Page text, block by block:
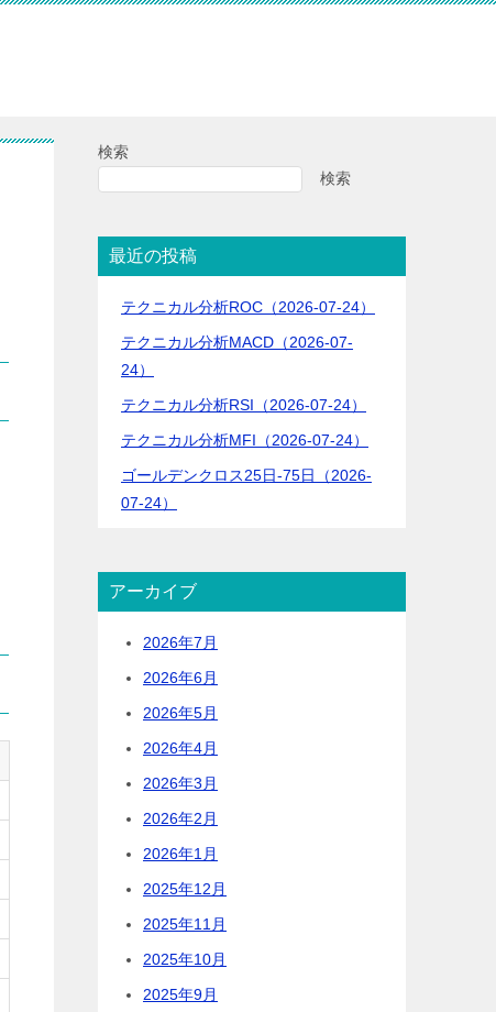
検索
検索
最近の投稿
テクニカル分析ROC（2026-07-24）
テクニカル分析MACD（2026-07-
24）
テクニカル分析RSI（2026-07-24）
テクニカル分析MFI（2026-07-24）
ゴールデンクロス25日-75日（2026-
07-24）
アーカイブ
2026年7月
2026年6月
2026年5月
2026年4月
2026年3月
2026年2月
2026年1月
2025年12月
2025年11月
2025年10月
2025年9月